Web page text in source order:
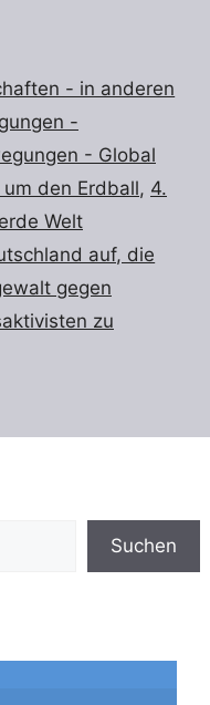
- in anderen
-
- Global
den Erdball, 4.
Welt
auf, die
gegen
zu
Suchen